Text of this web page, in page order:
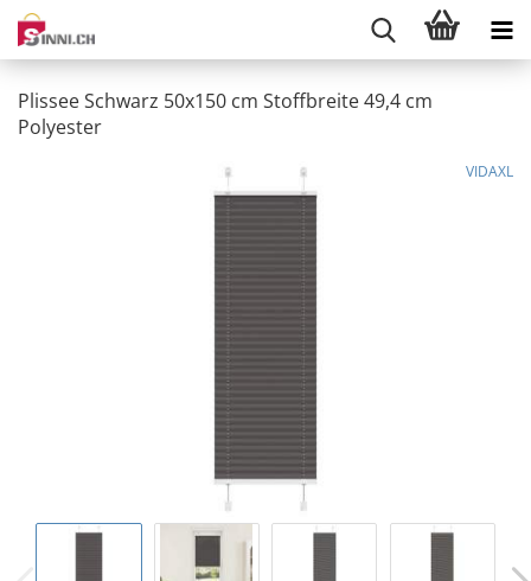
Plissee Schwarz 50x150 cm Stoffbreite 49,4 cm
Polyester
VIDAXL